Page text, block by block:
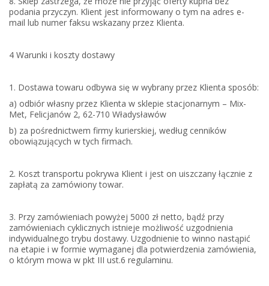
podania przyczyn. Klient jest informowany o tym na adres e-
mail lub numer faksu wskazany przez Klienta.
4 Warunki i koszty dostawy
1. Dostawa towaru odbywa się w wybrany przez Klienta sposób:
a) odbiór własny przez Klienta w sklepie stacjonarnym – Mix-
Met, Felicjanów 2, 62-710 Władysławów
b) za pośrednictwem firmy kurierskiej, według cenników
obowiązujących w tych firmach.
2. Koszt transportu pokrywa Klient i jest on uiszczany łącznie z
zapłatą za zamówiony towar.
3. Przy zamówieniach powyżej 5000 zł netto, bądź przy
zamówieniach cyklicznych istnieje możliwość uzgodnienia
indywidualnego trybu dostawy. Uzgodnienie to winno nastąpić
na etapie i w formie wymaganej dla potwierdzenia zamówienia,
o którym mowa w pkt III ust.6 regulaminu.